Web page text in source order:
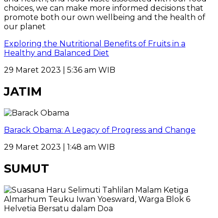
Exploring the Nutritional Benefits of Fruits in a
Healthy and Balanced Diet
29 Maret 2023 | 5:36 am WIB
JATIM
Barack Obama: A Legacy of Progress and Change
29 Maret 2023 | 1:48 am WIB
SUMUT